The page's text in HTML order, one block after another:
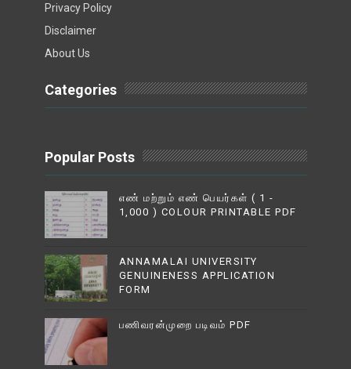
Privacy Policy
Disclaimer
About Us
Categories
Popular Posts
எண் மற்றும் எண் பெயர்கள் ( 1 -
1,000 ) COLOUR PRINTABLE PDF
ANNAMALAI UNIVERSITY
GENUINENESS APPLICATION
FORM
பணிவரன்முறை படிவம் PDF